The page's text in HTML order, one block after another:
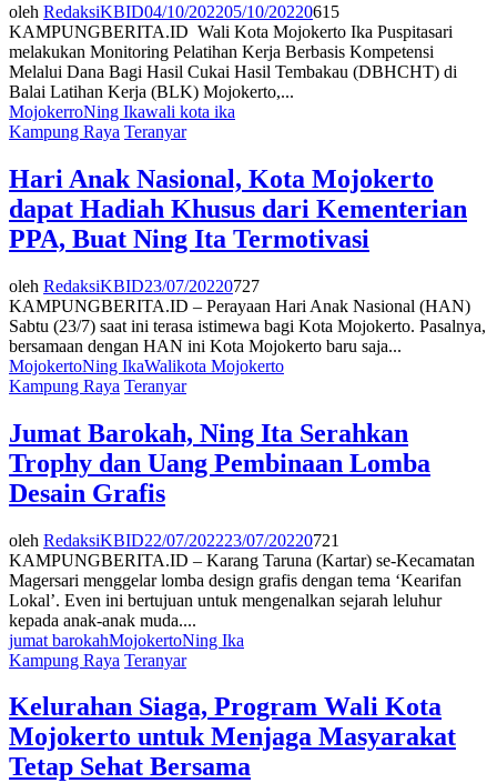
oleh RedaksiKBID04/10/202205/10/20220615
KAMPUNGBERITA.ID Wali Kota Mojokerto Ika Puspitasari
melakukan Monitoring Pelatihan Kerja Berbasis Kompetensi
Melalui Dana Bagi Hasil Cukai Hasil Tembakau (DBHCHT) di
Balai Latihan Kerja (BLK) Mojokerto,...
MojokerroNing Ikawali kota ika
Kampung Raya Teranyar
Hari Anak Nasional, Kota Mojokerto
dapat Hadiah Khusus dari Kementerian
PPA, Buat Ning Ita Termotivasi
oleh RedaksiKBID23/07/20220727
KAMPUNGBERITA.ID – Perayaan Hari Anak Nasional (HAN)
Sabtu (23/7) saat ini terasa istimewa bagi Kota Mojokerto. Pasalnya,
bersamaan dengan HAN ini Kota Mojokerto baru saja...
MojokertoNing IkaWalikota Mojokerto
Kampung Raya Teranyar
Jumat Barokah, Ning Ita Serahkan
Trophy dan Uang Pembinaan Lomba
Desain Grafis
oleh RedaksiKBID22/07/202223/07/20220721
KAMPUNGBERITA.ID – Karang Taruna (Kartar) se-Kecamatan
Magersari menggelar lomba design grafis dengan tema ‘Kearifan
Lokal’. Even ini bertujuan untuk mengenalkan sejarah leluhur
kepada anak-anak muda....
jumat barokahMojokertoNing Ika
Kampung Raya Teranyar
Kelurahan Siaga, Program Wali Kota
Mojokerto untuk Menjaga Masyarakat
Tetap Sehat Bersama